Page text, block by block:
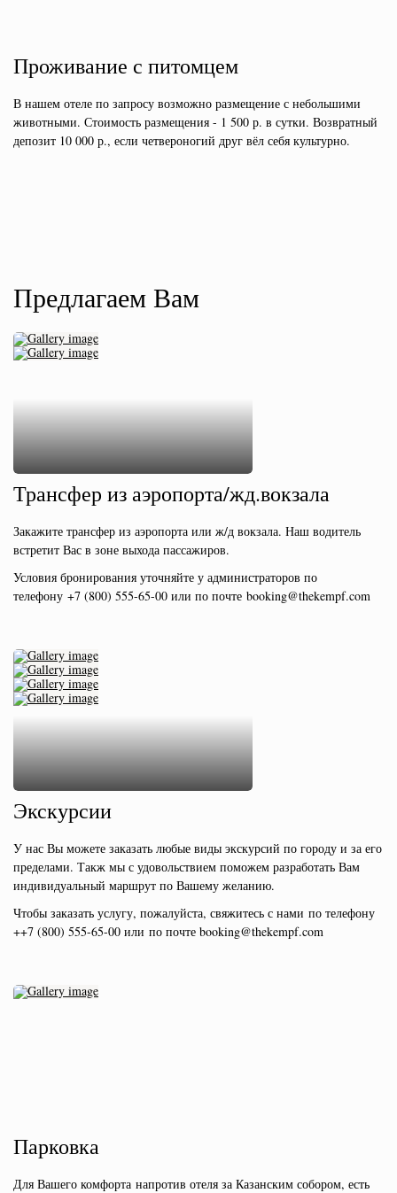
Проживание с питомцем
В нашем отеле по запросу возможно размещение с небольшими
животными. Стоимость размещения - 1 500 р. в сутки. Возвратный
депозит 10 000 р., если четвероногий друг вёл себя культурно.
Предлагаем Вам
Трансфер из аэропорта/жд.вокзала
Закажите трансфер из аэропорта или ж/д вокзала. Наш водитель
встретит Вас в зоне выхода пассажиров.
Условия бронирования уточняйте у администраторов по
телефону +7 (800) 555-65-00 или по почте booking@thekempf.com
Экскурсии
У нас Вы можете заказать любые виды экскурсий по городу и за его
пределами. Такж мы с удовольствием поможем разработать Вам
индивидуальный маршрут по Вашему желанию.
Чтобы заказать услугу, пожалуйста, свяжитесь с нами по телефону
++7 (800) 555-65-00 или по почте booking@thekempf.com
Парковка
Для Вашего комфорта напротив отеля за Казанским собором, есть